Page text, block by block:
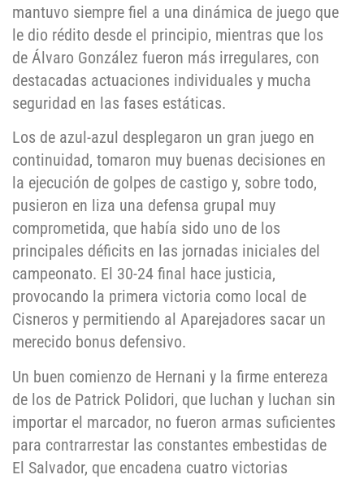
mantuvo siempre fiel a una dinámica de juego que
le dio rédito desde el principio, mientras que los
de Álvaro González fueron más irregulares, con
destacadas actuaciones individuales y mucha
seguridad en las fases estáticas.
Los de azul-azul desplegaron un gran juego en
continuidad, tomaron muy buenas decisiones en
la ejecución de golpes de castigo y, sobre todo,
pusieron en liza una defensa grupal muy
comprometida, que había sido uno de los
principales déficits en las jornadas iniciales del
campeonato. El 30-24 final hace justicia,
provocando la primera victoria como local de
Cisneros y permitiendo al Aparejadores sacar un
merecido bonus defensivo.
Un buen comienzo de Hernani y la firme entereza
de los de Patrick Polidori, que luchan y luchan sin
importar el marcador, no fueron armas suficientes
para contrarrestar las constantes embestidas de
El Salvador, que encadena cuatro victorias